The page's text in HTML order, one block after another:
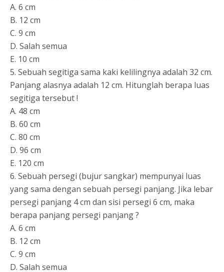
A. 6 cm
B. 12 cm
C. 9 cm
D. Salah semua
E. 10 cm
5. Sebuah segitiga sama kaki kelilingnya adalah 32 cm.
Panjang alasnya adalah 12 cm. Hitunglah berapa luas
segitiga tersebut !
A. 48 cm
B. 60 cm
C. 80 cm
D. 96 cm
E. 120 cm
6. Sebuah persegi (bujur sangkar) mempunyai luas
yang sama dengan sebuah persegi panjang. Jika lebar
persegi panjang 4 cm dan sisi persegi 6 cm, maka
berapa panjang persegi panjang ?
A. 6 cm
B. 12 cm
C. 9 cm
D. Salah semua